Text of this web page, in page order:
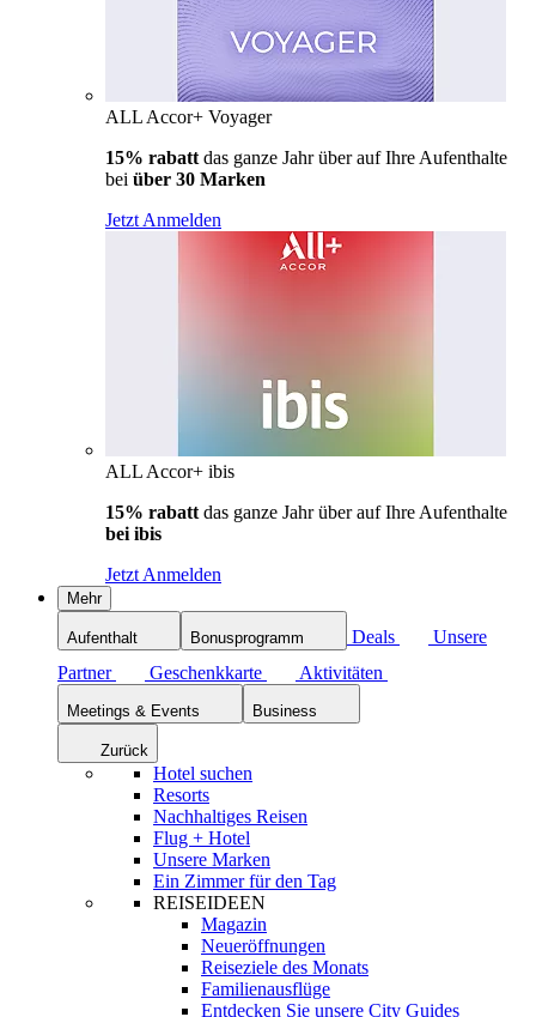
ALL Accor+ Voyager
15% rabatt das ganze Jahr über auf Ihre Aufenthalte
bei über 30 Marken
Jetzt Anmelden
ALL Accor+ ibis
15% rabatt das ganze Jahr über auf Ihre Aufenthalte
bei ibis
Jetzt Anmelden
Mehr
Aufenthalt Bonusprogramm Deals
Unsere
Partner
Geschenkkarte Aktivitäten
Meetings & Events Business
Zurück
Hotel suchen
Resorts
Nachhaltiges Reisen
Flug + Hotel
Unsere Marken
Ein Zimmer für den Tag
REISEIDEEN
Magazin
Neueröffnungen
Reiseziele des Monats
Familienausflüge
Entdecken Sie unsere City Guides